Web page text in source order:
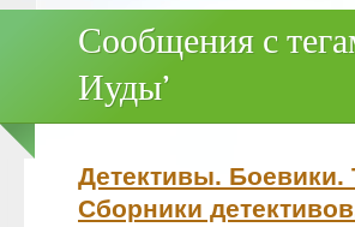
Сообщения с
Иуды’
Детективы.
Сборники